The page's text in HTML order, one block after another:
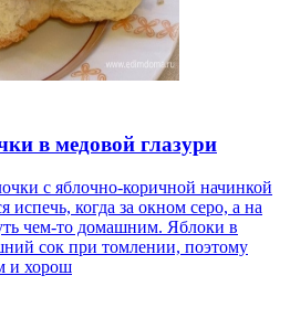
в медовой глазури
с яблочно-коричной начинкой
испечь, когда за окном серо, а на
чем-то домашним. Яблоки в
сок при томлении, поэтому
и хорош